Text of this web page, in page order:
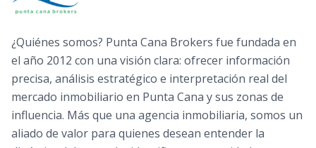
¿Quiénes somos? Punta Cana Brokers fue fundada en
el año 2012 con una visión clara: ofrecer información
precisa, análisis estratégico e interpretación real del
mercado inmobiliario en Punta Cana y sus zonas de
influencia. Más que una agencia inmobiliaria, somos un
aliado de valor para quienes desean entender la